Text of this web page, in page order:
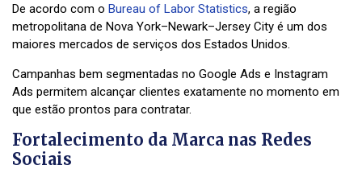
De acordo com o Bureau of Labor Statistics, a região
metropolitana de Nova York–Newark–Jersey City é um dos
maiores mercados de serviços dos Estados Unidos.
Campanhas bem segmentadas no Google Ads e Instagram
Ads permitem alcançar clientes exatamente no momento em
que estão prontos para contratar.
Fortalecimento da Marca nas Redes
Sociais